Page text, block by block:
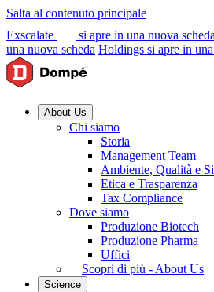
Salta al contenuto principale
Exscalate
si apre in una nuova scheda
una nuova scheda Holdings si apre in
About Us
Chi siamo
Storia
Management Team
Ambiente, Qualità e
Etica e Trasparenza
Tax Compliance
Dove siamo
Produzione Biotech
Produzione Pharma
Uffici
Scopri di più - About Us
Science